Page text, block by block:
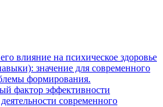
влияние на психическое здоровье
значение для современного
формирования.
фактор эффективности
современного